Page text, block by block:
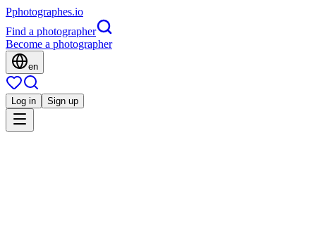
Pphotographes.io
Find a photographer
Become a photographer
en
Log in Sign up